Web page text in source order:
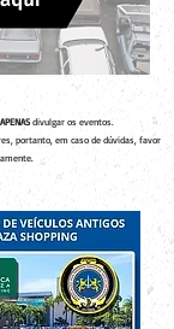
APENAS divulgar os eventos.
portanto, em caso de dúvidas, favor